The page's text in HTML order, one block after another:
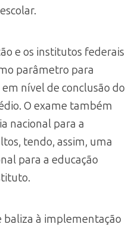
e os institutos federais
parâmetro para
nível de conclusão do
O exame também
nacional para a
tendo, assim, uma
para a educação
baliza à implementação